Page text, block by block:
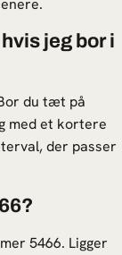
jeg bor i
du tæt på
med et kortere
der passer
5466. Ligger